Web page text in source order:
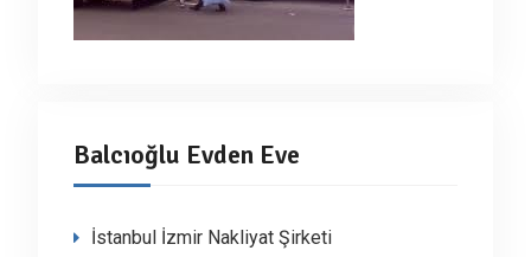
Balcıoğlu Evden Eve
İstanbul İzmir Nakliyat Şirketi